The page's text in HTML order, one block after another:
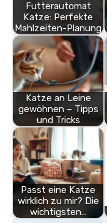
Futterautomat
Katze: Perfekte
Mahlzeiten-Planung
Katze an Leine
gewöhnen – Tipps
und Tricks
Passt eine Katze
wirklich zu mir? Die
wichtigsten…